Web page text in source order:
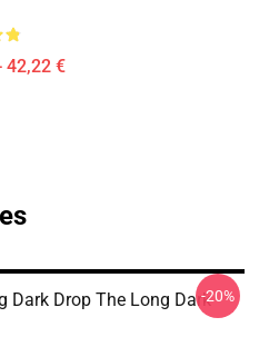
42,22 €
Dark Drop The Long Dark-20%